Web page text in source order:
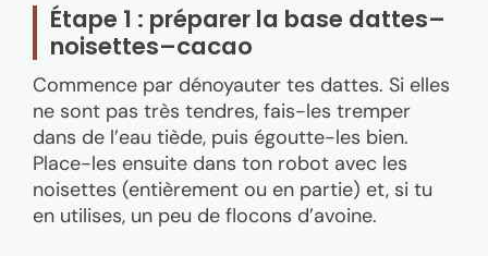
Étape 1 : préparer la base dattes–
noisettes–cacao
Commence par dénoyauter tes dattes. Si elles
ne sont pas très tendres, fais-les tremper
dans de l’eau tiède, puis égoutte-les bien.
Place-les ensuite dans ton robot avec les
noisettes (entièrement ou en partie) et, si tu
en utilises, un peu de flocons d’avoine.